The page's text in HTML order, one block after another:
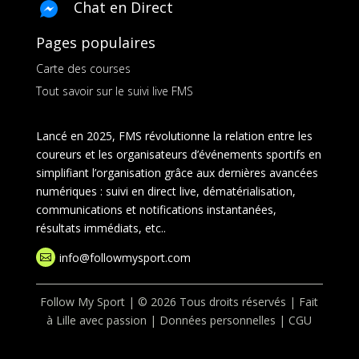
Chat en Direct
Pages populaires
Carte des courses
Tout savoir sur le suivi live FMS
Lancé en 2025, FMS révolutionne la relation entre les
coureurs et les organisateurs d’événements sportifs en
simplifiant l’organisation grâce aux dernières avancées
numériques : suivi en direct live, dématérialisation,
communications et notifications instantanées,
résultats immédiats, etc..
 info@followmysport.com
Follow My Sport | © 2026 Tous droits réservés | Fait
à Lille avec passion | Données personnelles |CGU